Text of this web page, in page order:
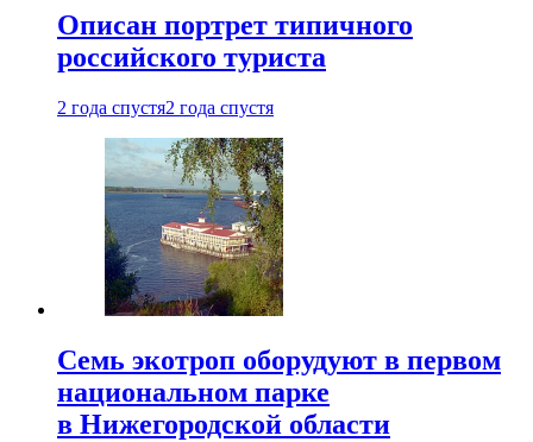
Описан портрет типичного
российского туриста
2 года спустя2 года спустя
Семь экотроп оборудуют в первом
национальном парке
в Нижегородской области